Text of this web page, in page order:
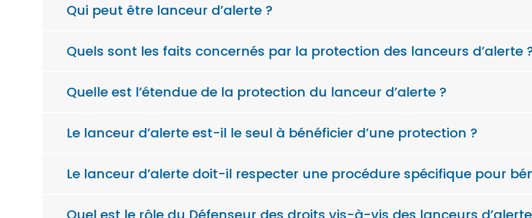
Qui peut être lanceur d’alerte ?
Quels sont les faits concernés par la protection des lanceurs d’alerte
Quelle est l’étendue de la protection du lanceur d’alerte ?
Le lanceur d’alerte est-il le seul à bénéficier d’une protection ?
Le lanceur d’alerte doit-il respecter une procédure spécifique pour